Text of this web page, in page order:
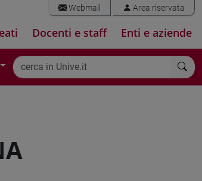
Webmail Area riservata
Docenti e staff Enti e aziende